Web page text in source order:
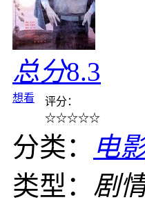
总分8.3
想看
评分：
☆☆☆☆☆
分类：
电
类型： 剧